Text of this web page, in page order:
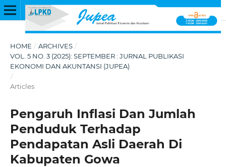
HOME / ARCHIVES /
VOL. 5 NO. 3 (2025): SEPTEMBER : JURNAL PUBLIKASI
EKONOMI DAN AKUNTANSI (JUPEA)
/
Articles
Pengaruh Inflasi Dan Jumlah
Penduduk Terhadap
Pendapatan Asli Daerah Di
Kabupaten Gowa